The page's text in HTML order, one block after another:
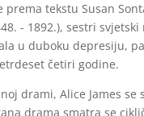
prema tekstu Susan
- 1892.), sestri
u duboku depresiju,
četiri godine.
drami, Alice James
drama smatra se